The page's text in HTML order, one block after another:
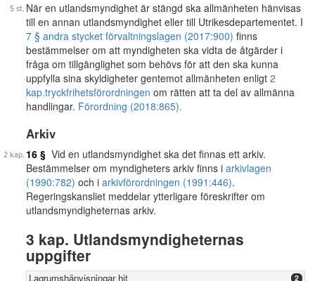
När en utlandsmyndighet är stängd ska allmänheten hänvisas
till en annan utlandsmyndighet eller till Utrikesdepartementet. I
7 § andra stycket förvaltningslagen (2017:900) finns
bestämmelser om att myndigheten ska vidta de åtgärder i
fråga om tillgänglighet som behövs för att den ska kunna
uppfylla sina skyldigheter gentemot allmänheten enligt 2
kap.tryckfrihetsförordningen om rätten att ta del av allmänna
handlingar. Förordning (2018:865).
Arkiv
16 § Vid en utlandsmyndighet ska det finnas ett arkiv.
Bestämmelser om myndigheters arkiv finns i arkivlagen
(1990:782) och i arkivförordningen (1991:446).
Regeringskansliet meddelar ytterligare föreskrifter om
utlandsmyndigheternas arkiv.
3 kap. Utlandsmyndigheternas
uppgifter
Lagrumshänvisningar hit 2